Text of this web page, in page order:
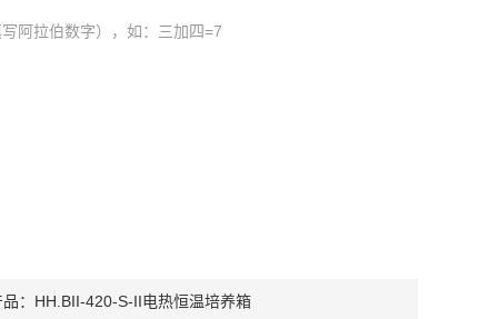
阿拉伯数字），如：三加四=7
： HH.BII-420-S-II电热恒温培养箱